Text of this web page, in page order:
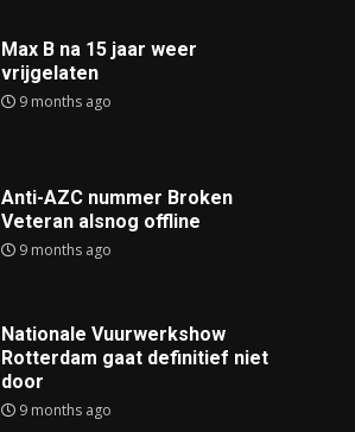
Max B na 15 jaar weer
vrijgelaten
9 months ago
Anti-AZC nummer Broken
Veteran alsnog offline
9 months ago
Nationale Vuurwerkshow
Rotterdam gaat definitief niet
door
9 months ago